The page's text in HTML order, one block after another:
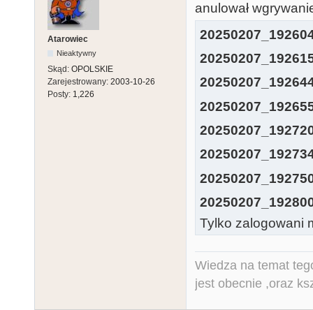
Atarowiec
Nieaktywny
Skąd: OPOLSKIE
Zarejestrowany: 2003-10-26
Posty: 1,226
anulował
Tylko zalogowani
Wiedza na temat
jest obecnie ,oraz